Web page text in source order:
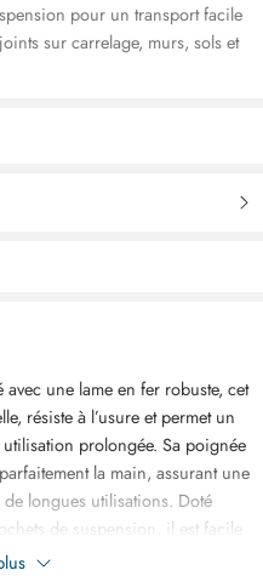
pour un transport facile
sur carrelage, murs, sols et
une lame en fer robuste, cet
résiste à l’usure et permet un
prolongée. Sa poignée
la main, assurant une
longues utilisations. Doté
de suspension, il est facile
joints sur carrelage, murs, sols